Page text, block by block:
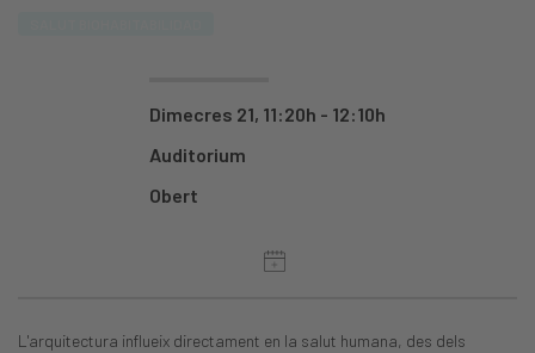
Dimecres 21, 11:20h - 12:10h
Auditorium
Obert
L'arquitectura influeix directament en la salut humana, des dels